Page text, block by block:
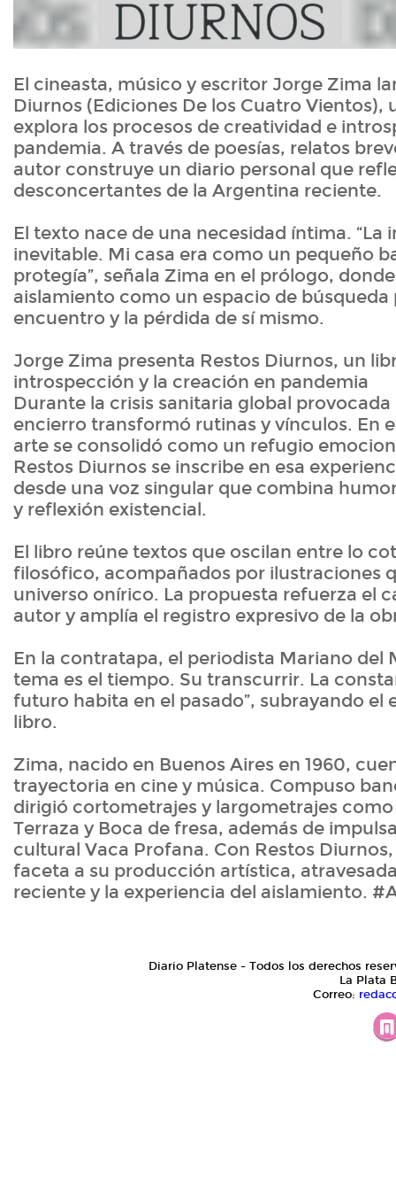
El cineasta, músico y escritor Jorge Zima
Diurnos (Ediciones De los Cuatro Vientos),
explora los procesos de creatividad e
pandemia. A través de poesías, relatos
autor construye un diario personal que
desconcertantes de la Argentina reciente.
El texto nace de una necesidad íntima. “La
inevitable. Mi casa era como un pequeño
protegía”, señala Zima en el prólogo,
aislamiento como un espacio de búsqueda
encuentro y la pérdida de sí mismo.
Jorge Zima presenta Restos Diurnos, un
introspección y la creación en pandemia
Durante la crisis sanitaria global provocada
encierro transformó rutinas y vínculos. En
arte se consolidó como un refugio
Restos Diurnos se inscribe en esa
desde una voz singular que combina
y reflexión existencial.
El libro reúne textos que oscilan entre lo
filosófico, acompañados por ilustraciones
universo onírico. La propuesta refuerza el
autor y amplía el registro expresivo de la
En la contratapa, el periodista Mariano del
tema es el tiempo. Su transcurrir. La
futuro habita en el pasado”, subrayando el
libro.
Zima, nacido en Buenos Aires en 1960,
trayectoria en cine y música. Compuso
dirigió cortometrajes y largometrajes
Terraza y Boca de fresa, además de
cultural Vaca Profana. Con Restos
faceta a su producción artística,
reciente y la experiencia del aislamiento.
Diario Platense - Todos los derechos
La Plata
Correo: